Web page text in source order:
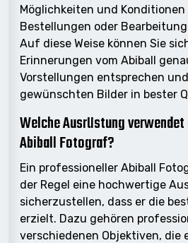
Möglichkeiten und
Bestellungen oder
Auf diese Weise können Sie
Erinnerungen vom Abiball
Vorstellungen entsprechen
gewünschten Bilder in bester
Welche Ausrüstung
Abiball Fotograf?
Ein professioneller Abiball
der Regel eine hochwertige
sicherzustellen, dass er die
erzielt. Dazu gehören
verschiedenen Objektiven, die